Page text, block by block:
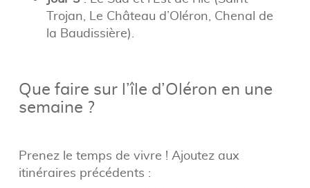
Trojan, Le Château d’Oléron, Chenal de
la Baudissière).
Que faire sur l’île d’Oléron en une
semaine ?
Prenez le temps de vivre ! Ajoutez aux
itinéraires précédents :